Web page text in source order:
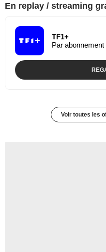
En replay / streaming
TF1+
Par abonnement
Voir toutes les